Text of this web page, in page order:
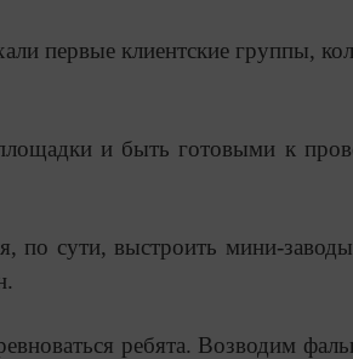
первые клиентские группы,
и быть готовыми к
по сути, выстроить мини-
ребята. Возводим